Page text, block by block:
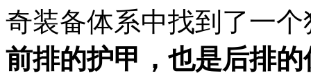
奇装备体系中找到了一
前排的护甲，也是后排